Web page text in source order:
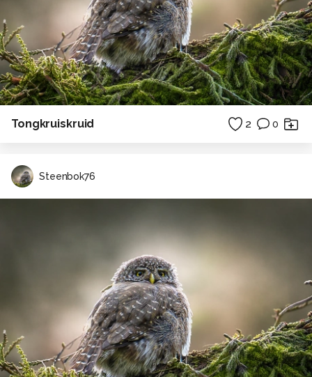
Tongkruiskruid 2 0
Steenbok76